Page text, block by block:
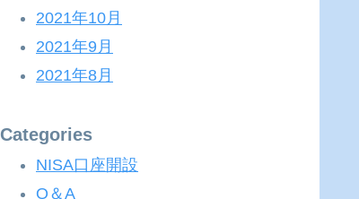
2021年10月
2021年9月
2021年8月
Categories
NISA口座開設
Q＆A